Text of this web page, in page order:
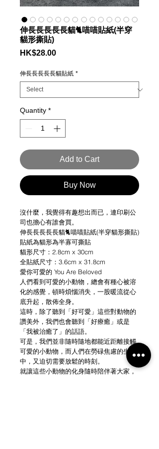
伸長長長長長貓🐈喵喵貼紙(半穿
貓形撕貼)
HK$28.00Price
伸長長長長長貓貼紙 *
Quantity *
Add to Cart
Buy Now
沒什麼，我覺得有趣想出而已，連印刷公
司也擔心有誰會買。
伸長長長長長貓🐈喵喵貼紙(半穿貓形撕貼)
貼紙為貓形為半寡可撕貼
貓形尺寸：2.8cm x 30cm
全貼紙尺寸：3.6cm x 31.8cm
愛你可愛的 You Are Beloved
人們看到可愛的小動物，總會有種心被溶
化的感覺，頓時煩惱消失，一股暖流從心
底升起，散佈全身。
這時，除了聽到「好可愛」這些對動物的
讚美外，我們也會聽到「好療癒」或是
「我被治癒了」的話語。
可是，我們並非隨時隨地都能近距離接觸
可愛的小動物，而人們在勞碌焦慮的生活
中，又迫切需要放鬆的時刻。
就讓這些小動物的化身隨時陪伴著大家，